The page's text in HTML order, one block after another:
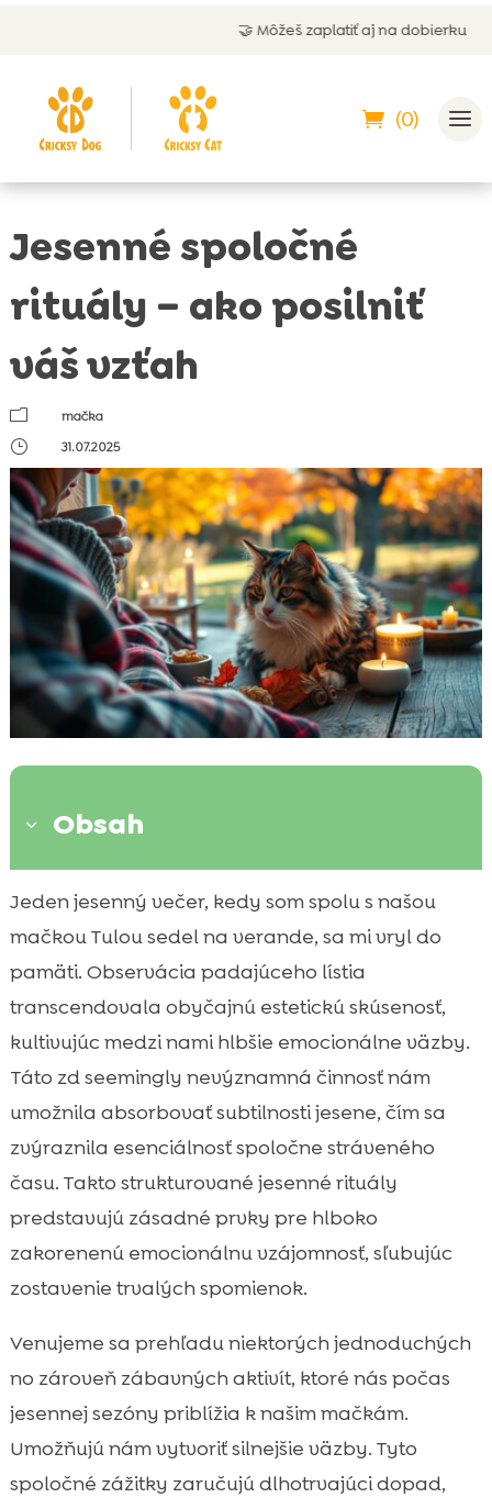
🤝 Môžeš zaplatiť aj na dobierku
(0)
Jesenné spoločné
rituály – ako posilniť
váš vzťah
m
mačka
}
31.07.2025
3 Obsah
 Úvod do jesenných rituálů s vašou mačkou
 Prechádzky a objavovanie prírody
 Spoločné jesenné rituály na posilnenie
vzťahu s mačkou na jeseň
Hry na schovávačku s jesennými listami
Vytváranie pohodlných kútikov doma
Spoločné pozeranie filmov a oddych
Výber kvalitnej mačacej stravy
Jesenné fotogenické momenty
Udržiavanie čistoty a zdravia
Jesenné hry na aktívne trávenie času
Prirodzené osvetlenie v byte
Význam rituálov pri kŕmení
 Jesenné priateľské stretnutia s inými
mačkami
Jesenné čistky a upratovanie
Jeden jesenný večer, kedy som spolu s našou
mačkou Tulou sedel na verande, sa mi vryl do
pamäti. Observácia padajúceho lístia
transcendovala obyčajnú estetickú skúsenosť,
kultivujúc medzi nami hlbšie emocionálne väzby.
Táto zd seemingly nevýznamná činnosť nám
umožnila absorbovať subtilnosti jesene, čím sa
zvýraznila esenciálnosť spoločne stráveného
času. Takto strukturované jesenné rituály
predstavujú zásadné prvky pre hlboko
zakorenenú emocionálnu vzájomnosť, sľubujúc
zostavenie trvalých spomienok.
Venujeme sa prehľadu niektorých jednoduchých
no zároveň zábavných aktivít, ktoré nás počas
jesennej sezóny priblížia k našim mačkám.
Umožňujú nám vytvoriť silnejšie väzby. Tyto
spoločné zážitky zaručujú dlhotrvajúci dopad,